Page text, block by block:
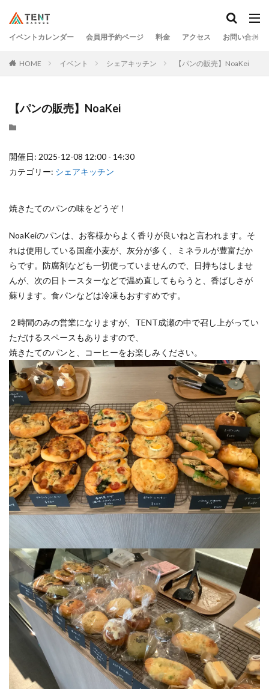
イベントカレンダー 会員用予約ページ 料金 アクセス お問い合わせ
HOME イベント シェアキッチン 【パンの販売】NoaKei
【パンの販売】NoaKei
開催日: 2025-12-08 12:00 - 14:30
カテゴリー: シェアキッチン
焼きたてのパンの味をどうぞ！
NoaKeiのパンは、お客様からよく香りが良いねと言われます。そ
れは使用している国産小麦が、灰分が多く、ミネラルが豊富だか
らです。防腐剤なども一切使っていませんので、日持ちはしませ
んが、次の日トースターなどで温め直してもらうと、香ばしさが
蘇ります。食パンなどは冷凍もおすすめです。
２時間のみの営業になりますが、TENT成瀬の中で召し上がってい
ただけるスペースもありますので、
焼きたてのパンと、コーヒーをお楽しみください。